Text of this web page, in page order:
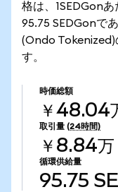
格は、1SEDGon
95.75 SEDGonで
(Ondo Tokenized)
す。
時価総額
￥48.04
取引量 (24時間)
￥8.84万
循環供給量
95.75